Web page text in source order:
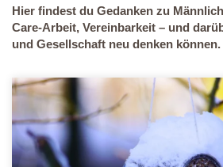
Hier findest du Gedanken zu
Care-Arbeit, Vereinbarkeit – und
und Gesellschaft neu denken können.